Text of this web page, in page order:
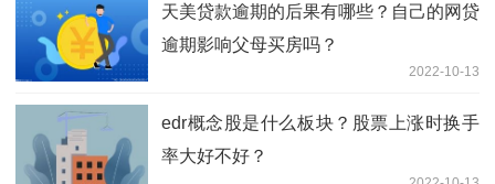
天美贷款逾期的后果有哪些？自己的网贷
逾期影响父母买房吗？
2022-10-13
edr概念股是什么板块？股票上涨时换手
率大好不好？